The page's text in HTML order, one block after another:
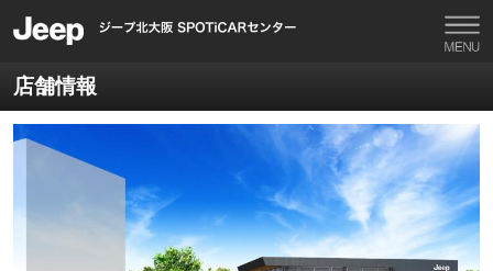
店舗情報